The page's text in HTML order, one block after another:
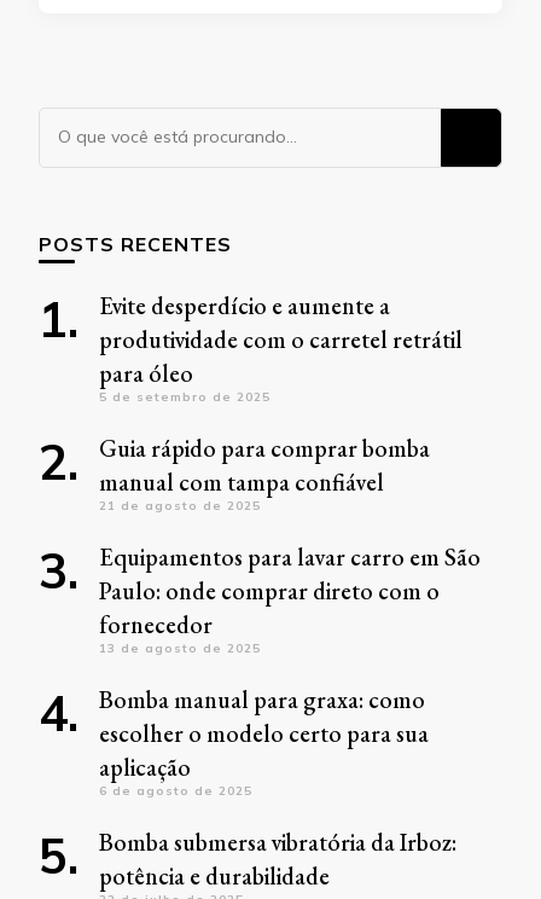
Procurando
algo?
POSTS RECENTES
Evite desperdício e aumente a
produtividade com o carretel retrátil
para óleo
5 de setembro de 2025
Guia rápido para comprar bomba
manual com tampa confiável
21 de agosto de 2025
Equipamentos para lavar carro em São
Paulo: onde comprar direto com o
fornecedor
13 de agosto de 2025
Bomba manual para graxa: como
escolher o modelo certo para sua
aplicação
6 de agosto de 2025
Bomba submersa vibratória da Irboz:
potência e durabilidade